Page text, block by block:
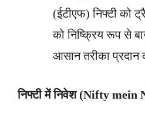
(ईटीएफ) निफ्टी को
को निष्क्रिय रूप से
आसान तरीका प्रदान
निफ्टी में निवेश (Nifty mein